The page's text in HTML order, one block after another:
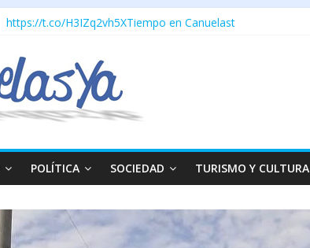
https://t.co/H3IZq2vh5XTiempo en Canuelast
POLÍTICA SOCIEDAD TURISMO Y CULTURA